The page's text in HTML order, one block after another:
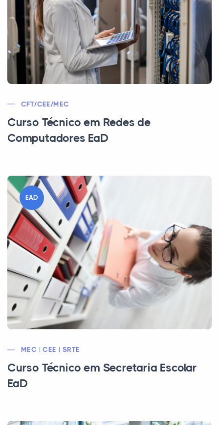
CFT/CEE/MEC
Curso Técnico em Redes de
Computadores EaD
EAD
MEC | CEE | SRTE
Curso Técnico em Secretaria Escolar
EaD